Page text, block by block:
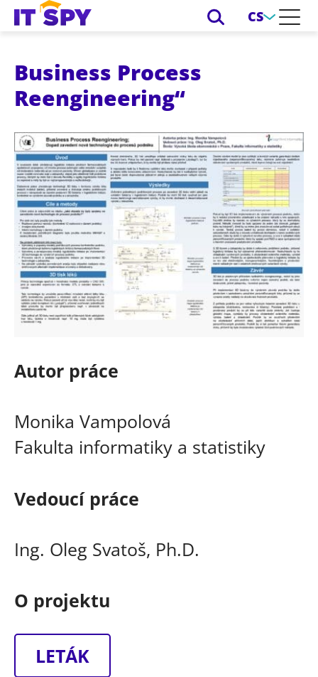
CS
Business Process
Reengineering“
Autor práce
Monika Vampolová
Fakulta informatiky a statistiky
Vedoucí práce
Ing. Oleg Svatoš, Ph.D.
O projektu
LETÁK